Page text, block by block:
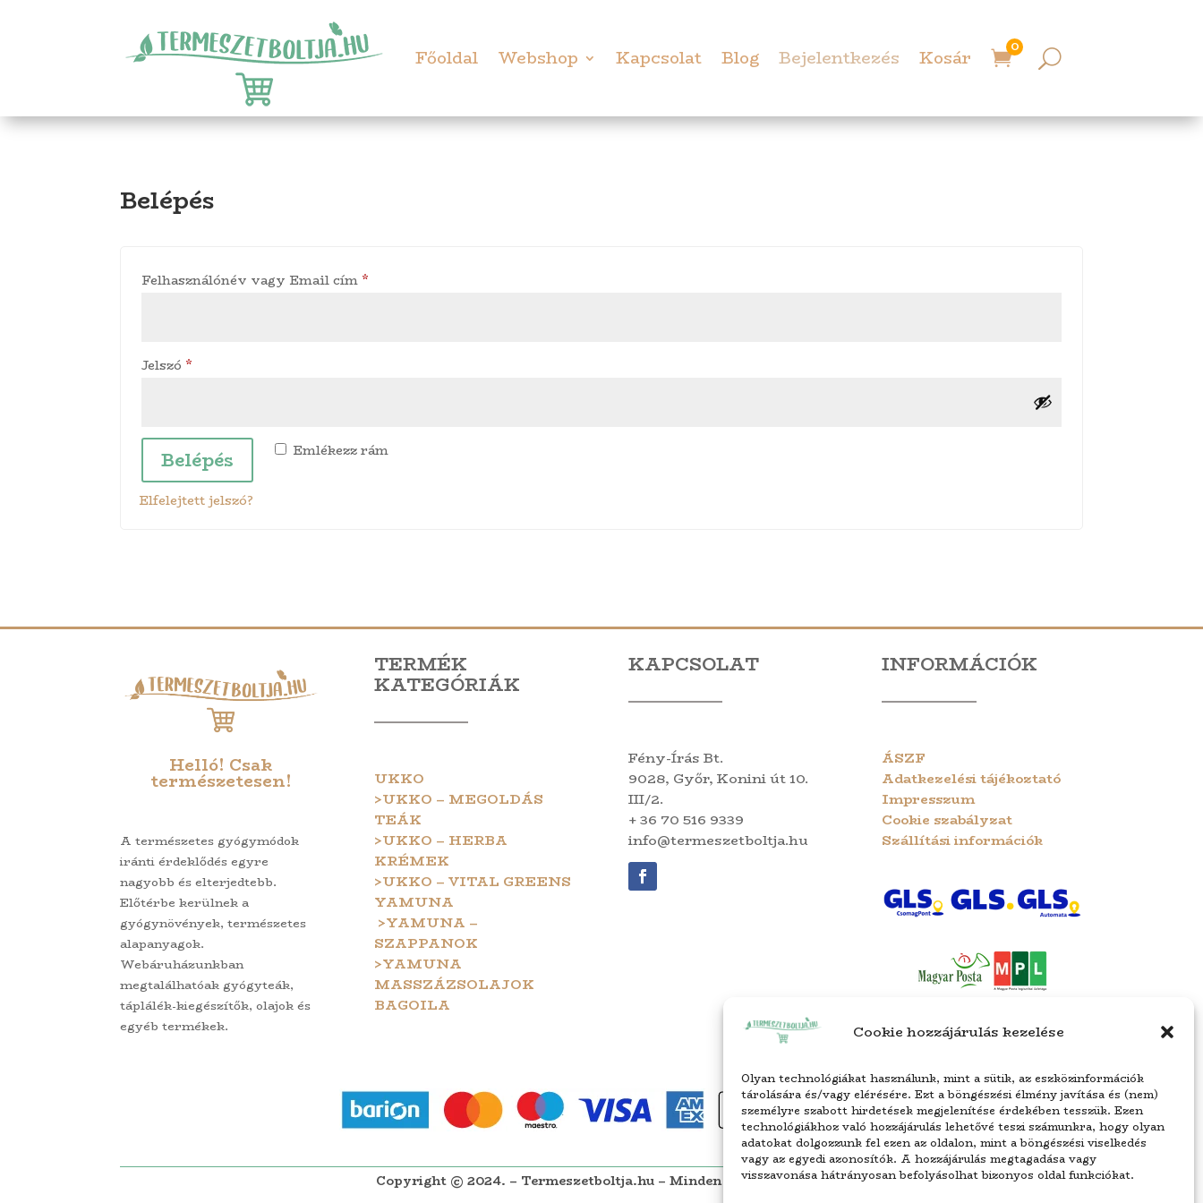
Cookie hozzájárulás kezelése
Olyan technológiákat használunk, mint a sütik, az eszközinformációk
tárolására és/vagy elérésére. Ezt a böngészési élmény javítása és (nem)
személyre szabott hirdetések megjelenítése érdekében tesszük. Ezen
technológiákhoz való hozzájárulás lehetővé teszi számunkra, hogy olyan
adatokat dolgozzunk fel ezen az oldalon, mint a böngészési viselkedés
vagy az egyedi azonosítók. A hozzájárulás megtagadása vagy
visszavonása hátrányosan befolyásolhat bizonyos oldal funkciókat.
Főoldal Webshop Kapcsolat Blog Bejelentkezés Kosár 
0
Belépés
Felhasználónév vagy Email cím *
Jelszó *
Emlékezz rám
Belépés
Elfelejtett jelszó?
Helló! Csak
természetesen!
A természetes gyógymódok
iránti érdeklődés egyre
nagyobb és elterjedtebb.
Előtérbe kerülnek a
gyógynövények, természetes
alapanyagok.
Webáruházunkban
megtalálhatóak gyógyteák,
táplálék-kiegészítők, olajok és
egyéb termékek.
TERMÉK
KATEGÓRIÁK
UKKO
>UKKO – MEGOLDÁS
TEÁK
>UKKO – HERBA
KRÉMEK
>UKKO – VITAL GREENS
YAMUNA
>YAMUNA –
SZAPPANOK
>YAMUNA
MASSZÁZSOLAJOK
BAGOILA
KAPCSOLAT
Fény-Írás Bt.
9028, Győr, Konini út 10.
III/2.
+ 36 70 516 9339
info@termeszetboltja.hu
INFORMÁCIÓK
ÁSZF
Adatkezelési tájékoztató
Impresszum
Cookie szabályzat
Szállítási információk
Copyright © 2024. – Termeszetboltja.hu – Minden jog fenntartva.